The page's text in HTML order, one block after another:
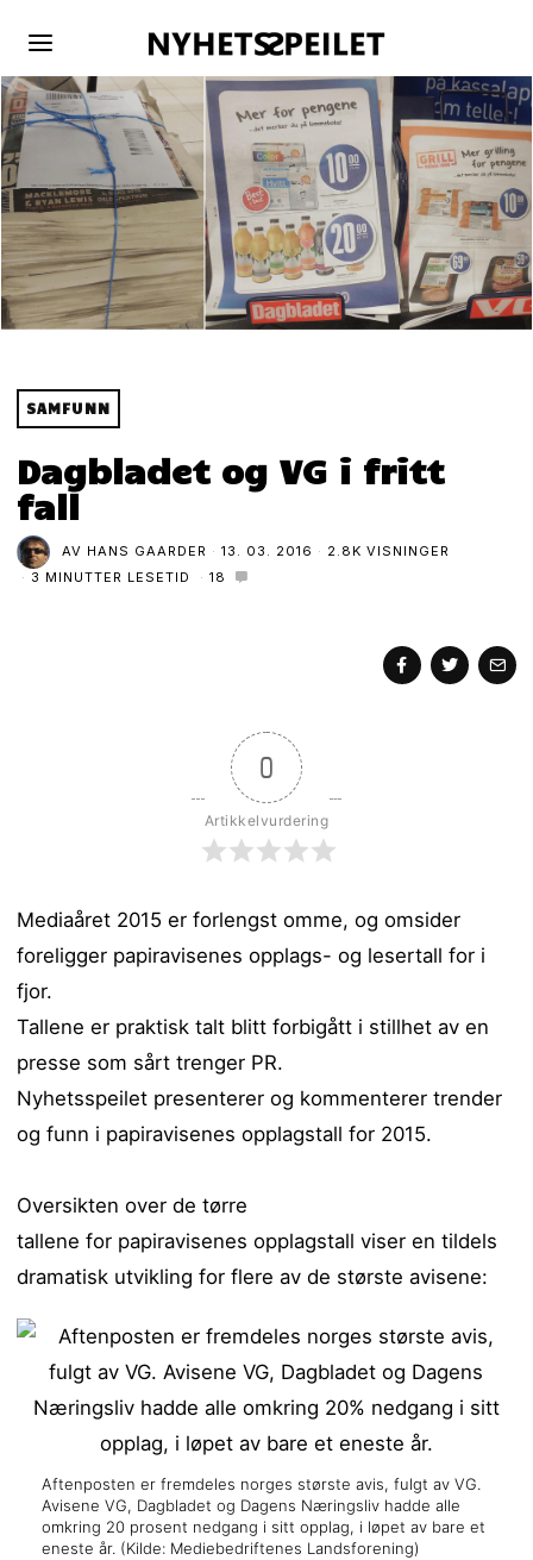
SAMFUNN
Dagbladet og VG i fritt
fall
AV HANS GAARDER 13. 03. 2016
2.8K VISNINGER
3 MINUTTER LESETID
18
0
Artikkelvurdering
Mediaåret 2015 er forlengst omme, og omsider
foreligger papiravisenes opplags- og lesertall for i
fjor.
Tallene er praktisk talt blitt forbigått i stillhet av en
presse som sårt trenger PR.
Nyhetsspeilet presenterer og kommenterer trender
og funn i papiravisenes opplagstall for 2015.
Oversikten over de tørre
tallene for papiravisenes opplagstall viser en tildels
dramatisk utvikling for flere av de største avisene:
Aftenposten er fremdeles norges største avis, fulgt av VG.
Avisene VG, Dagbladet og Dagens Næringsliv hadde alle
omkring 20 prosent nedgang i sitt opplag, i løpet av bare et
eneste år. (Kilde: Mediebedriftenes Landsforening)